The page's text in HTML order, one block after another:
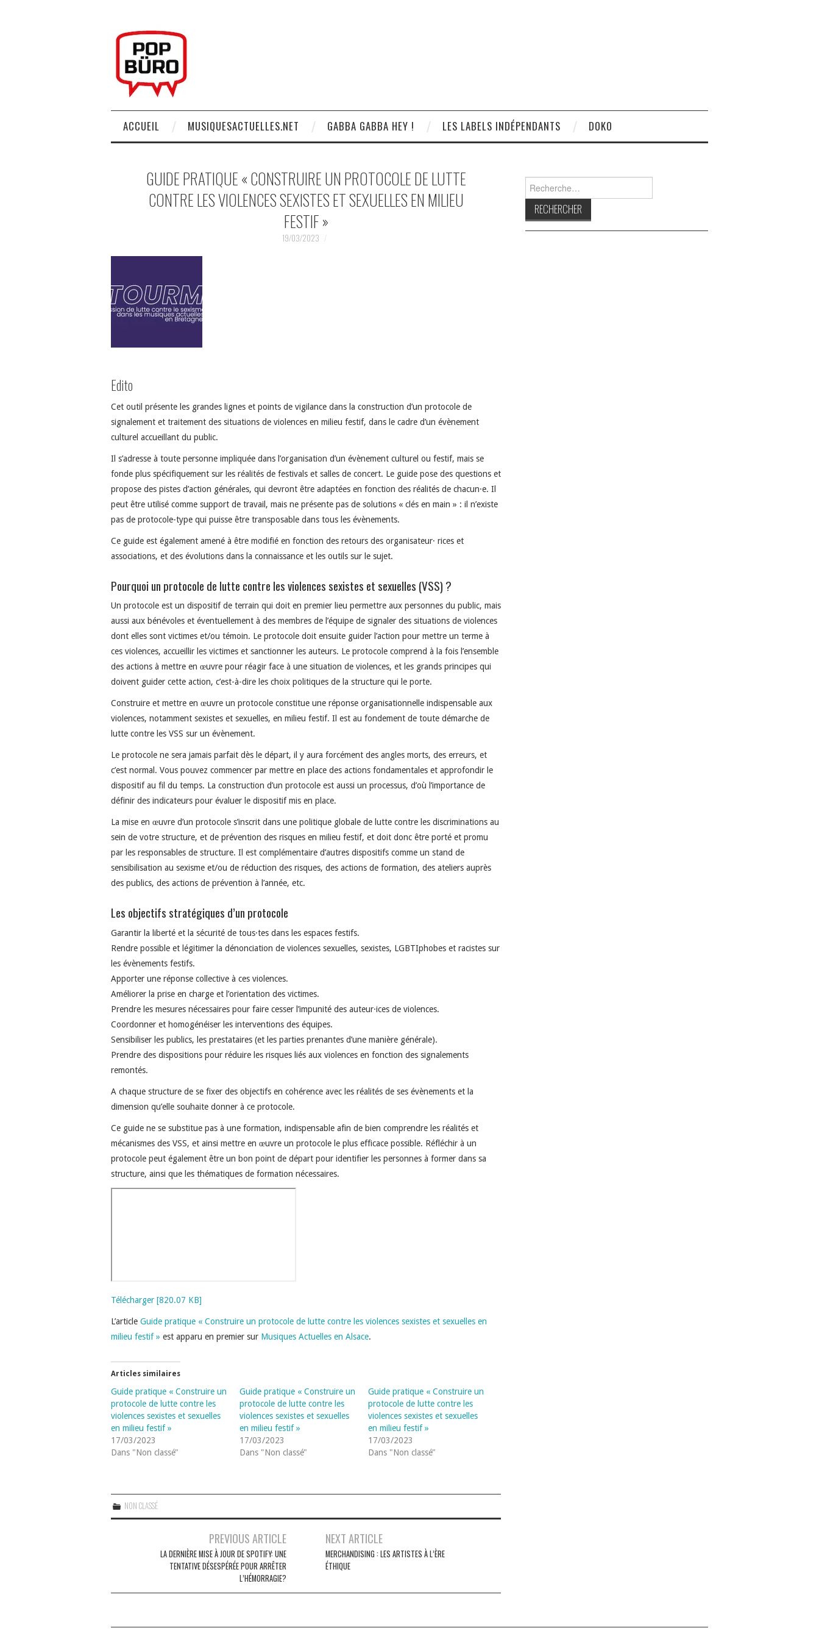
ACCUEIL MUSIQUESACTUELLES.NET GABBA GABBA HEY ! LES LABELS INDÉPENDANTS DOKO
GUIDE PRATIQUE « CONSTRUIRE UN PROTOCOLE DE LUTTE
CONTRE LES VIOLENCES SEXISTES ET SEXUELLES EN MILIEU
FESTIF »
19/03/2023
Edito
Cet outil présente les grandes lignes et points de vigilance dans la construction d’un protocole de
signalement et traitement des situations de violences en milieu festif, dans le cadre d’un évènement
culturel accueillant du public.
Il s’adresse à toute personne impliquée dans l’organisation d’un évènement culturel ou festif, mais se
fonde plus spécifiquement sur les réalités de festivals et salles de concert. Le guide pose des questions et
propose des pistes d’action générales, qui devront être adaptées en fonction des réalités de chacun·e. Il
peut être utilisé comme support de travail, mais ne présente pas de solutions « clés en main » : il n’existe
pas de protocole-type qui puisse être transposable dans tous les évènements.
Ce guide est également amené à être modifié en fonction des retours des organisateur· rices et
associations, et des évolutions dans la connaissance et les outils sur le sujet.
Pourquoi un protocole de lutte contre les violences sexistes et sexuelles (VSS) ?
Un protocole est un dispositif de terrain qui doit en premier lieu permettre aux personnes du public, mais
aussi aux bénévoles et éventuellement à des membres de l’équipe de signaler des situations de violences
dont elles sont victimes et/ou témoin. Le protocole doit ensuite guider l’action pour mettre un terme à
ces violences, accueillir les victimes et sanctionner les auteurs. Le protocole comprend à la fois l’ensemble
des actions à mettre en œuvre pour réagir face à une situation de violences, et les grands principes qui
doivent guider cette action, c’est-à-dire les choix politiques de la structure qui le porte.
Construire et mettre en œuvre un protocole constitue une réponse organisationnelle indispensable aux
violences, notamment sexistes et sexuelles, en milieu festif. Il est au fondement de toute démarche de
lutte contre les VSS sur un évènement.
Le protocole ne sera jamais parfait dès le départ, il y aura forcément des angles morts, des erreurs, et
c’est normal. Vous pouvez commencer par mettre en place des actions fondamentales et approfondir le
dispositif au fil du temps. La construction d’un protocole est aussi un processus, d’où l’importance de
définir des indicateurs pour évaluer le dispositif mis en place.
La mise en œuvre d’un protocole s’inscrit dans une politique globale de lutte contre les discriminations au
sein de votre structure, et de prévention des risques en milieu festif, et doit donc être porté et promu
par les responsables de structure. Il est complémentaire d’autres dispositifs comme un stand de
sensibilisation au sexisme et/ou de réduction des risques, des actions de formation, des ateliers auprès
des publics, des actions de prévention à l’année, etc.
Les objectifs stratégiques d’un protocole
Garantir la liberté et la sécurité de tous·tes dans les espaces festifs.
Rendre possible et légitimer la dénonciation de violences sexuelles, sexistes, LGBTIphobes et racistes sur
les évènements festifs.
Apporter une réponse collective à ces violences.
Améliorer la prise en charge et l’orientation des victimes.
Prendre les mesures nécessaires pour faire cesser l’impunité des auteur·ices de violences.
Coordonner et homogénéiser les interventions des équipes.
Sensibiliser les publics, les prestataires (et les parties prenantes d’une manière générale).
Prendre des dispositions pour réduire les risques liés aux violences en fonction des signalements
remontés.
A chaque structure de se fixer des objectifs en cohérence avec les réalités de ses évènements et la
dimension qu’elle souhaite donner à ce protocole.
Ce guide ne se substitue pas à une formation, indispensable afin de bien comprendre les réalités et
mécanismes des VSS, et ainsi mettre en œuvre un protocole le plus efficace possible. Réfléchir à un
protocole peut également être un bon point de départ pour identifier les personnes à former dans sa
structure, ainsi que les thématiques de formation nécessaires.
Télécharger [820.07 KB]
L’article Guide pratique « Construire un protocole de lutte contre les violences sexistes et sexuelles en
milieu festif » est apparu en premier sur Musiques Actuelles en Alsace.
Articles similaires
Guide pratique « Construire un
protocole de lutte contre les
violences sexistes et sexuelles
en milieu festif »
17/03/2023
Dans "Non classé"
Guide pratique « Construire un
protocole de lutte contre les
violences sexistes et sexuelles
en milieu festif »
17/03/2023
Dans "Non classé"
Guide pratique « Construire un
protocole de lutte contre les
violences sexistes et sexuelles
en milieu festif »
17/03/2023
Dans "Non classé"
NON CLASSÉ
PREVIOUS ARTICLE
LA DERNIÈRE MISE À JOUR DE SPOTIFY: UNE
TENTATIVE DÉSESPÉRÉE POUR ARRÊTER
L’HÉMORRAGIE?
NEXT ARTICLE
MERCHANDISING : LES ARTISTES À L’ÈRE
ÉTHIQUE